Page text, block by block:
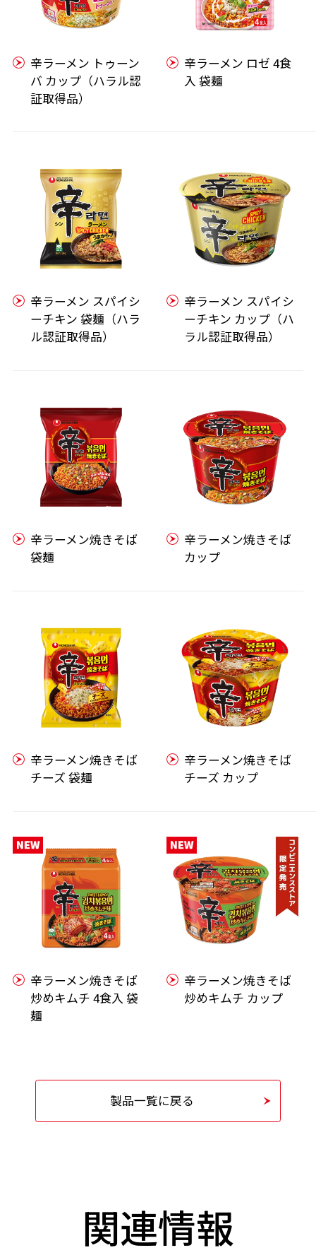
辛ラーメン トゥーン
バ カップ（ハラル認
証取得品）
辛ラーメン ロゼ 4食
入 袋麺
辛ラーメン スパイシ
ーチキン 袋麺（ハラ
ル認証取得品）
辛ラーメン スパイシ
ーチキン カップ（ハ
ラル認証取得品）
辛ラーメン焼きそば
袋麺
辛ラーメン焼きそば
カップ
辛ラーメン焼きそば
チーズ 袋麺
辛ラーメン焼きそば
チーズ カップ
辛ラーメン焼きそば
炒めキムチ 4食入 袋
麺
辛ラーメン焼きそば
炒めキムチ カップ
製品一覧に戻る
関連情報